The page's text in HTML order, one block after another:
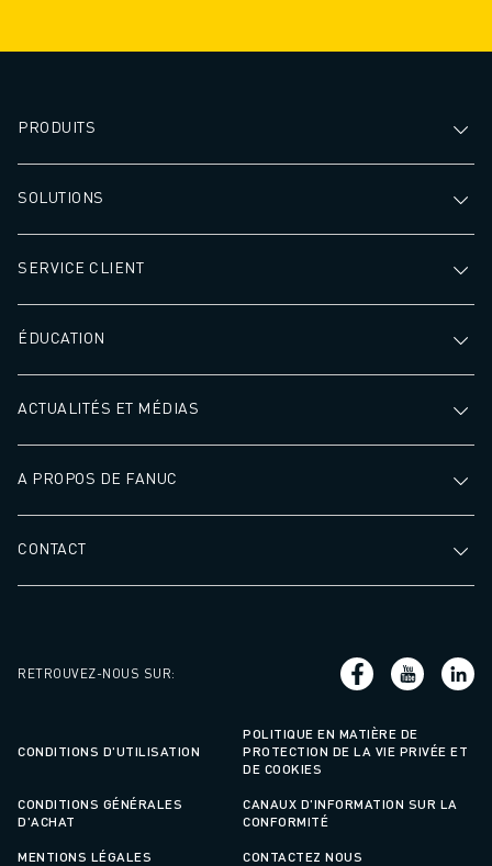
PRODUITS
SOLUTIONS
SERVICE CLIENT
ÉDUCATION
ACTUALITÉS ET MÉDIAS
A PROPOS DE FANUC
CONTACT
RETROUVEZ-NOUS SUR:
CONDITIONS D'UTILISATION
POLITIQUE EN MATIÈRE DE
PROTECTION DE LA VIE PRIVÉE ET
DE COOKIES
CONDITIONS GÉNÉRALES
D'ACHAT
CANAUX D'INFORMATION SUR LA
CONFORMITÉ
MENTIONS LÉGALES CONTACTEZ NOUS